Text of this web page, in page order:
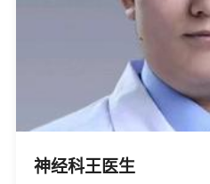
神经科王医生